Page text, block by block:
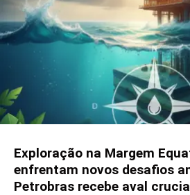
Exploração na Margem
enfrentam novos desafios
Petrobras recebe aval